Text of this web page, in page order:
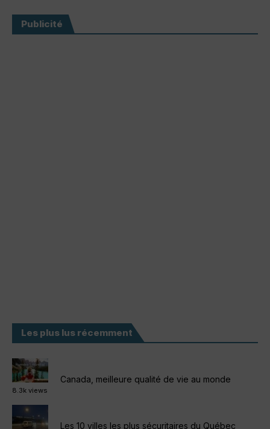
Publicité
Les plus lus récemment
Canada, meilleure qualité de vie au monde
8.3k views
Les 10 villes les plus sécuritaires du Québec